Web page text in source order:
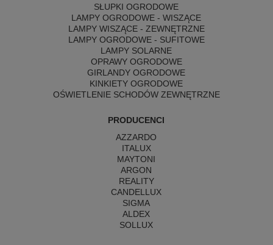
SŁUPKI OGRODOWE
LAMPY OGRODOWE - WISZĄCE
LAMPY WISZĄCE - ZEWNĘTRZNE
LAMPY OGRODOWE - SUFITOWE
LAMPY SOLARNE
OPRAWY OGRODOWE
GIRLANDY OGRODOWE
KINKIETY OGRODOWE
OŚWIETLENIE SCHODÓW ZEWNĘTRZNE
PRODUCENCI
AZZARDO
ITALUX
MAYTONI
ARGON
REALITY
CANDELLUX
SIGMA
ALDEX
SOLLUX